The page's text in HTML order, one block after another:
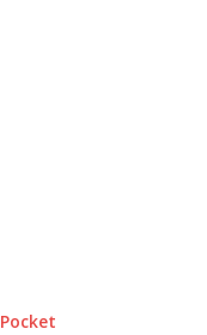
Pocket